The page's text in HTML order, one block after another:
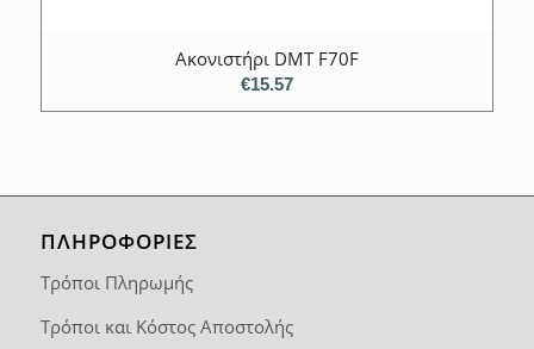
Ακονιστήρι DMT F70F
€15.57
ΠΛΗΡΟΦΟΡΙΕΣ
Τρόποι Πληρωμής
Τρόποι και Κόστος Αποστολής